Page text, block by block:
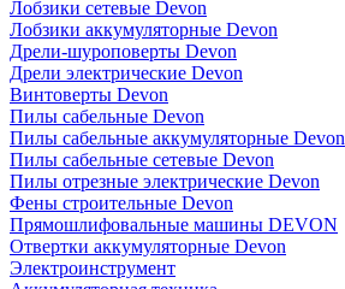
Лобзики сетевые Devon
Лобзики аккумуляторные Devon
Дрели-шуроповерты Devon
Дрели электрические Devon
Винтоверты Devon
Пилы сабельные Devon
Пилы сабельные аккумуляторные Devon
Пилы сабельные сетевые Devon
Пилы отрезные электрические Devon
Фены строительные Devon
Прямошлифовальные машины DEVON
Отвертки аккумуляторные Devon
Электроинструмент